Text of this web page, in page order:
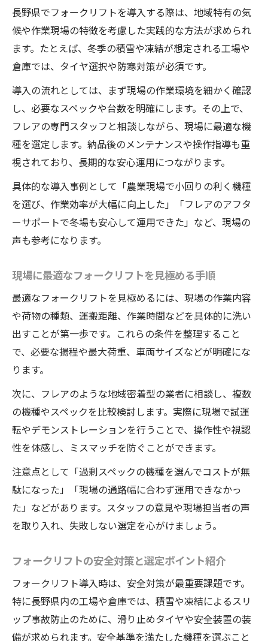
利用者が語るフレアのフォークリフト実績
とは
納得できる取引を叶えるフレアの企業姿勢
作業効率向上へ導くフォークリフトの選定法
フォークリフトが現場効率を高める理由と
選び方
用途別に最適なフォークリフトを選ぶポイ
ント
作業現場のニーズに応じた機種選びの秘訣
フォークリフト選定でミスしないチェック
項目
作業内容別に考えるフォークリフト活用法
安心して使える長野県内のフォークリフト選び
コツ
長野県内で安心して使えるフォークリフト
の特徴
現場に信頼されるフォークリフト選定のポ
イント
目
利用後も安心できるフォークリフト選びの
秘訣
中古フォークリフト選択時に見逃せないポイン
ト
中古フォークリフト選びで重視すべきチェ
ック項目
長野県で中古フォークリフトを選ぶメリッ
フレア活用による中古フォークリフト選定
のコツ
安心して購入できる中古フォークリフトの
選び方
長野県でフォークリフトを導入する際は、地域特有の気
候や作業現場の特徴を考慮した実践的な方法が求められ
ます。たとえば、冬季の積雪や凍結が想定される工場や
倉庫では、タイヤ選択や防寒対策が必須です。
導入の流れとしては、まず現場の作業環境を細かく確認
し、必要なスペックや台数を明確にします。その上で、
フレアの専門スタッフと相談しながら、現場に最適な機
種を選定します。納品後のメンテナンスや操作指導も重
視されており、長期的な安心運用につながります。
具体的な導入事例として「農業現場で小回りの利く機種
を選び、作業効率が大幅に向上した」「フレアのアフタ
ーサポートで冬場も安心して運用できた」など、現場の
声も参考になります。
現場に最適なフォークリフトを見極める手順
最適なフォークリフトを見極めるには、現場の作業内容
や荷物の種類、運搬距離、作業時間などを具体的に洗い
出すことが第一歩です。これらの条件を整理すること
で、必要な揚程や最大荷重、車両サイズなどが明確にな
ります。
次に、フレアのような地域密着型の業者に相談し、複数
の機種やスペックを比較検討します。実際に現場で試運
転やデモンストレーションを行うことで、操作性や視認
性を体感し、ミスマッチを防ぐことができます。
注意点として「過剰スペックの機種を選んでコストが無
駄になった」「現場の通路幅に合わず運用できなかっ
た」などがあります。スタッフの意見や現場担当者の声
を取り入れ、失敗しない選定を心がけましょう。
フォークリフトの安全対策と選定ポイント紹介
フォークリフト導入時は、安全対策が最重要課題です。
特に長野県内の工場や倉庫では、積雪や凍結によるスリ
ップ事故防止のために、滑り止めタイヤや安全装置の装
備が求められます。安全基準を満たした機種を選ぶこと